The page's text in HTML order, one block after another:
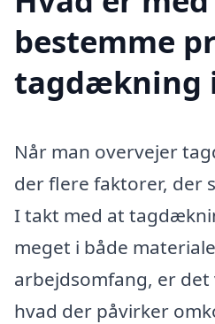
bestemme
tagdækning
Når man overvejer
der flere faktorer, der
I takt med at
meget i både
arbejdsomfang, er
hvad der påvirker